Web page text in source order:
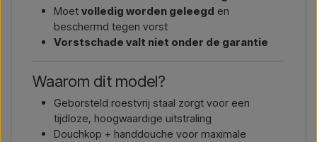
Moet volledig worden geleegd en
beschermd tegen vorst
Vorstschade valt niet onder de garantie
Waarom dit model?
Geborsteld roestvrij staal zorgt voor een
tijdloze, hoogwaardige uitstraling
Douchkop + handdouche voor maximale